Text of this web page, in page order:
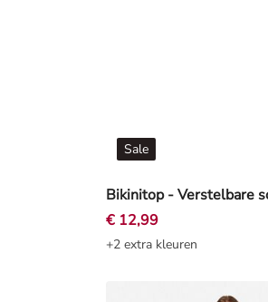
Sale
€ 12,99
+2 extra kleuren